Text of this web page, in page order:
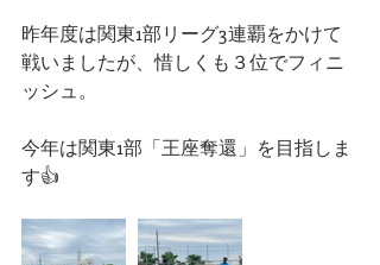
昨年度は関東1部リーグ3連覇をかけて
戦いましたが、惜しくも３位でフィニ
ッシュ。
今年は関東1部「王座奪還」を目指しま
す👍